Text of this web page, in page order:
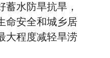
蓄水防旱抗旱，
命安全和城乡居
大程度减轻旱涝